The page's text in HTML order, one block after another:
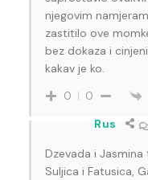
njegovim
zastitilo ove
bez dokaza i
kakav je ko.
0 0
Rus
Dzevada i
Suljica i Fatusica,